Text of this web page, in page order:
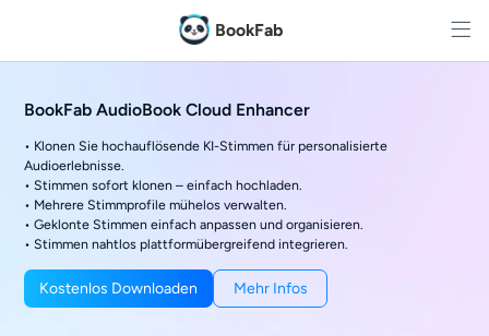
BookFab
BookFab AudioBook Cloud Enhancer
• Klonen Sie hochauflösende KI-Stimmen für personalisierte
Audioerlebnisse.
• Stimmen sofort klonen – einfach hochladen.
• Mehrere Stimmprofile mühelos verwalten.
• Geklonte Stimmen einfach anpassen und organisieren.
• Stimmen nahtlos plattformübergreifend integrieren.
Kostenlos Downloaden Mehr Infos